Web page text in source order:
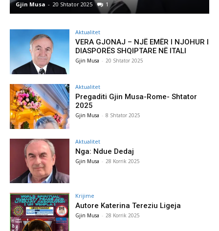
Gjin Musa - 8 Shtator 2025 0
Aktualitet
VERA GJONAJ – NJË EMËR I NJOHUR I
DIASPORËS SHQIPTARE NË ITALI
Gjin Musa - 20 Shtator 2025
Aktualitet
Pregaditi Gjin Musa-Rome- Shtator
2025
Gjin Musa - 8 Shtator 2025
Aktualitet
Nga: Ndue Dedaj
Gjin Musa - 28 Korrik 2025
Krijime
Autore Katerina Tereziu Ligeja
Gjin Musa - 28 Korrik 2025